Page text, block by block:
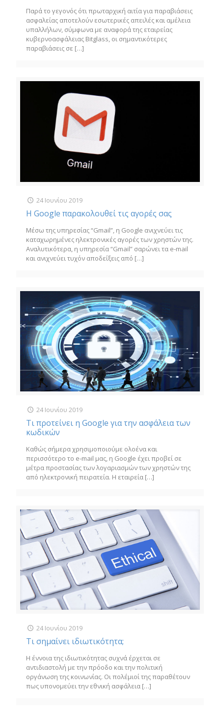
Παρά το γεγονός ότι πρωταρχική αιτία για παραβιάσεις
ασφαλείας αποτελούν εσωτερικές απειλές και αμέλεια
υπαλλήλων, σύμφωνα με αναφορά της εταιρείας
κυβερνοασφάλειας Bitglass, οι σημαντικότερες
παραβιάσεις σε […]
24 Ιουνίου 2019
Η Google παρακολουθεί τις αγορές σας
Μέσω της υπηρεσίας “Gmail”, η Google ανιχνεύει τις
καταχωρημένες ηλεκτρονικές αγορές των χρηστών της.
Αναλυτικότερα, η υπηρεσία “Gmail” σαρώνει τα e-mail
και ανιχνεύει τυχόν αποδείξεις από […]
24 Ιουνίου 2019
Τι προτείνει η Google για την ασφάλεια των
κωδικών
Καθώς σήμερα χρησιμοποιούμε ολοένα και
περισσότερο το e-mail μας, η Google έχει προβεί σε
μέτρα προστασίας των λογαριασμών των χρηστών της
από ηλεκτρονική πειρατεία. Η εταιρεία […]
24 Ιουνίου 2019
Τι σημαίνει ιδιωτικότητα;
Η έννοια της ιδιωτικότητας συχνά έρχεται σε
αντιδιαστολή με την πρόοδο και την πολιτική
οργάνωση της κοινωνίας. Οι πολέμιοί της παραθέτουν
πως υπονομεύει την εθνική ασφάλεια […]